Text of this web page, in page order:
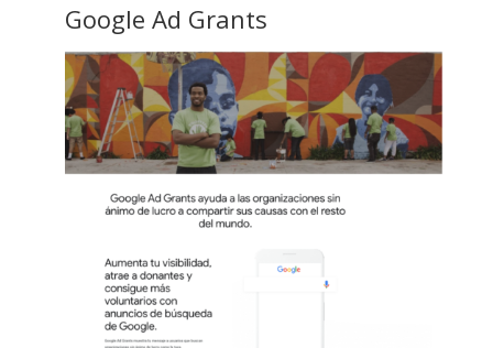
Google Ad Grants